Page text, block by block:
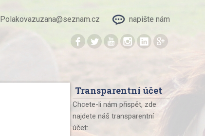
Polakovazuzana@seznam.cz napište nám
. . . . . .
Transparentní účet
Chcete-li nám přispět, zde
najdete náš transparentní
účet: